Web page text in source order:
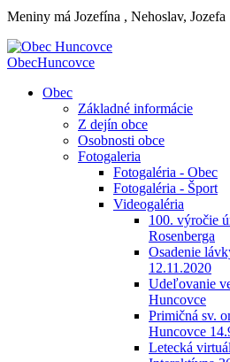
Meniny má Jozefína , Nehoslav, Jozefa
ObecHuncovce
Obec
Základné informácie
Z dejín obce
Osobnosti obce
Fotogaleria
Fotogaléria - Obec
Fotogaléria - Šport
Videogaléria
100. výročie
Rosenberga
Osadenie
12.11.2020
Udeľovanie
Huncovce
Primičná sv.
Huncovce
Letecká